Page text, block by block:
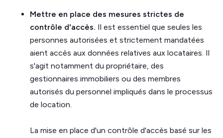
Mettre en place des mesures strictes de
contrôle d'accès. Il est essentiel que seules les
personnes autorisées et strictement mandatées
aient accès aux données relatives aux locataires. Il
s'agit notamment du propriétaire, des
gestionnaires immobiliers ou des membres
autorisés du personnel impliqués dans le processus
de location.
La mise en place d'un contrôle d'accès basé sur les